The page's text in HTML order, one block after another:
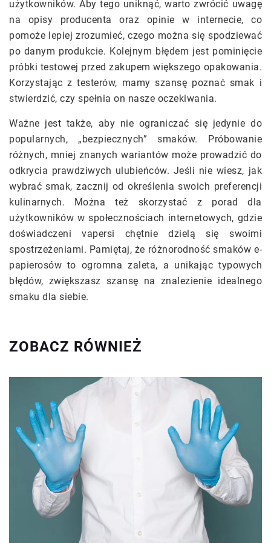
użytkowników. Aby tego uniknąć, warto zwrócić uwagę
na opisy producenta oraz opinie w internecie, co
pomoże lepiej zrozumieć, czego można się spodziewać
po danym produkcie. Kolejnym błędem jest pominięcie
próbki testowej przed zakupem większego opakowania.
Korzystając z testerów, mamy szansę poznać smak i
stwierdzić, czy spełnia on nasze oczekiwania.
Ważne jest także, aby nie ograniczać się jedynie do
popularnych, „bezpiecznych” smaków. Próbowanie
różnych, mniej znanych wariantów może prowadzić do
odkrycia prawdziwych ulubieńców. Jeśli nie wiesz, jak
wybrać smak, zacznij od określenia swoich preferencji
kulinarnych. Można też skorzystać z porad dla
użytkowników w społecznościach internetowych, gdzie
doświadczeni vapersi chętnie dzielą się swoimi
spostrzeżeniami. Pamiętaj, że różnorodność smaków e-
papierosów to ogromna zaleta, a unikając typowych
błędów, zwiększasz szansę na znalezienie idealnego
smaku dla siebie.
ZOBACZ RÓWNIEŻ